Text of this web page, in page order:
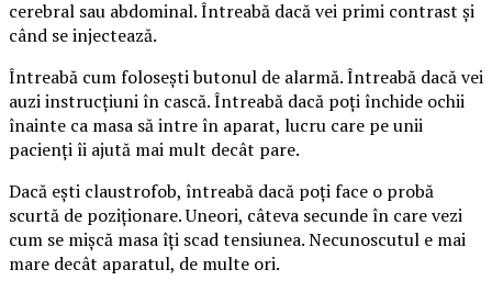
cerebral sau abdominal. Întreabă dacă vei primi contrast și
când se injectează.
Întreabă cum folosești butonul de alarmă. Întreabă dacă vei
auzi instrucțiuni în cască. Întreabă dacă poți închide ochii
înainte ca masa să intre în aparat, lucru care pe unii
pacienți îi ajută mai mult decât pare.
Dacă ești claustrofob, întreabă dacă poți face o probă
scurtă de poziționare. Uneori, câteva secunde în care vezi
cum se mișcă masa îți scad tensiunea. Necunoscutul e mai
mare decât aparatul, de multe ori.